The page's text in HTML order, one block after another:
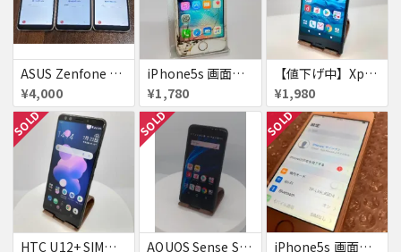
ASUS Zenfone Live (L1) ロック品×3台
¥4,000
iPhone5s 画面割れ
¥1,780
【値下げ中】XperiaXZ
¥1,980
SOLD
HTC U12+ SIMフリー 354395090094851
SOLD
AQUOS Sense SH-01K 若干訳アリ
SOLD
iPhone5s 画面焼付